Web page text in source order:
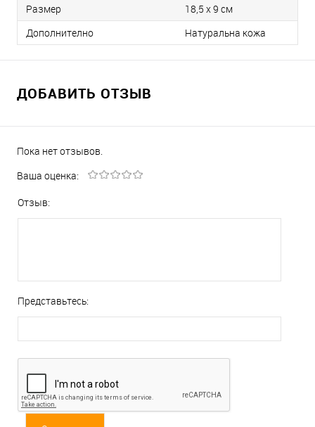
Размер
18,5 x 9 см
Дополнително
Натуральна кожа
ДОБАВИТЬ ОТЗЫВ
Пока нет отзывов.
Ваша оценка:
Отзыв:
Представьтесь: